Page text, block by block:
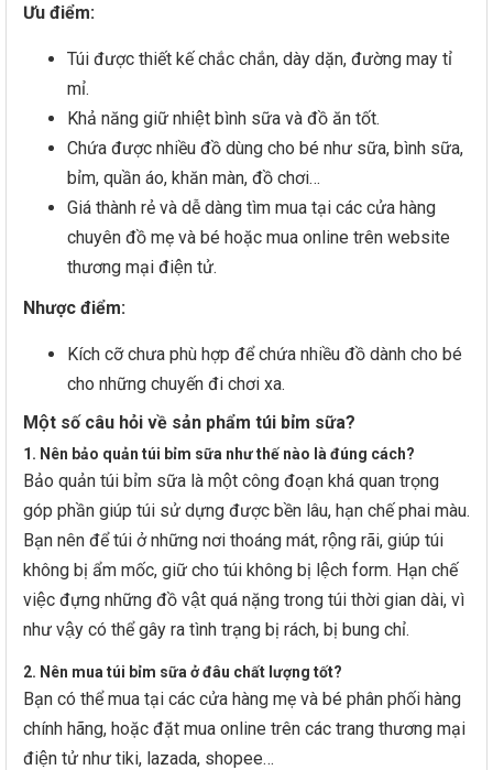
Ưu điểm:
Túi được thiết kế chắc chắn, dày dặn, đường may tỉ
mỉ.
Khả năng giữ nhiệt bình sữa và đồ ăn tốt.
Chứa được nhiều đồ dùng cho bé như sữa, bình sữa,
bỉm, quần áo, khăn màn, đồ chơi…
Giá thành rẻ và dễ dàng tìm mua tại các cửa hàng
chuyên đồ mẹ và bé hoặc mua online trên website
thương mại điện tử.
Nhược điểm:
Kích cỡ chưa phù hợp để chứa nhiều đồ dành cho bé
cho những chuyến đi chơi xa.
Một số câu hỏi về sản phẩm túi bỉm sữa?
1. Nên bảo quản túi bỉm sữa như thế nào là đúng cách?
Bảo quản túi bỉm sữa là một công đoạn khá quan trọng
góp phần giúp túi sử dựng được bền lâu, hạn chế phai màu.
Bạn nên để túi ở những nơi thoáng mát, rộng rãi, giúp túi
không bị ẩm mốc, giữ cho túi không bị lệch form. Hạn chế
việc đựng những đồ vật quá nặng trong túi thời gian dài, vì
như vậy có thể gây ra tình trạng bị rách, bị bung chỉ.
2. Nên mua túi bỉm sữa ở đâu chất lượng tốt?
Bạn có thể mua tại các cửa hàng mẹ và bé phân phối hàng
chính hãng, hoặc đặt mua online trên các trang thương mại
điện tử như tiki, lazada, shopee…